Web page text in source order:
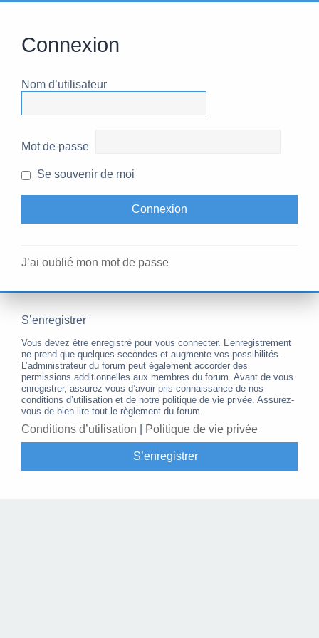
Connexion
Nom d’utilisateur
Mot de passe
Se souvenir de moi
J’ai oublié mon mot de passe
S’enregistrer
Vous devez être enregistré pour vous connecter. L’enregistrement
ne prend que quelques secondes et augmente vos possibilités.
L’administrateur du forum peut également accorder des
permissions additionnelles aux membres du forum. Avant de vous
enregistrer, assurez-vous d’avoir pris connaissance de nos
conditions d’utilisation et de notre politique de vie privée. Assurez-
vous de bien lire tout le règlement du forum.
Conditions d’utilisation Politique de vie privée
S’enregistrer